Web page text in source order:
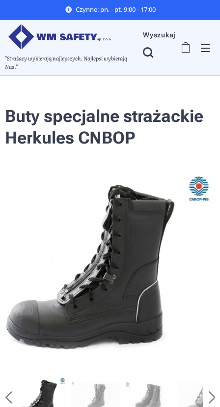
Czynne: pn. - pt. 9:00 - 17:00
"Strażacy wybierają najlepszych. Najlepsi wybierają
Nas."
Wyszukaj
Buty specjalne strażackie
Herkules CNBOP